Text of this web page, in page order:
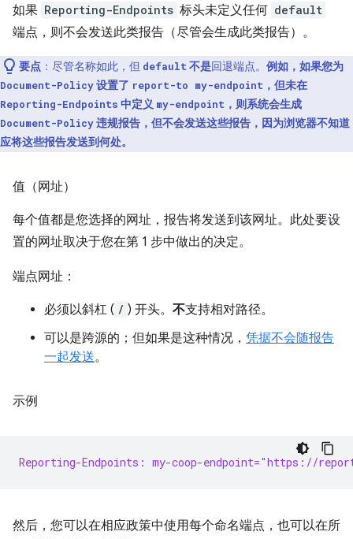
如果 Reporting-Endpoints 标头未定义任何 default
端点，则不会发送此类报告（尽管会生成此类报告）。
要点 ：尽管名称如此，但 default 不是回退端点。 例如，如果您为
Document-Policy设置了 report-to my-endpoint ，但未在
Reporting-Endpoints 中定义 my-endpoint ，则系统会生成
Document-Policy违规报告，但不会发送这些报告，因为浏览器不知道
应将这些报告发送到何处。
值（网址）
每个值都是您选择的网址，报告将发送到该网址。此处要设
置的网址取决于您在第 1 步中做出的决定。
端点网址：
必须以斜杠 ( / ) 开头。 不支持相对路径。
可以是跨源的；但如果是这种情况， 凭据不会随报告
一起发送。
示例
Reporting-Endpoints: my-coop-endpoint="https://
然后，您可以在相应政策中使用每个命名端点，也可以在所